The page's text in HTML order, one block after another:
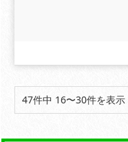
47件中 16〜30件を表示